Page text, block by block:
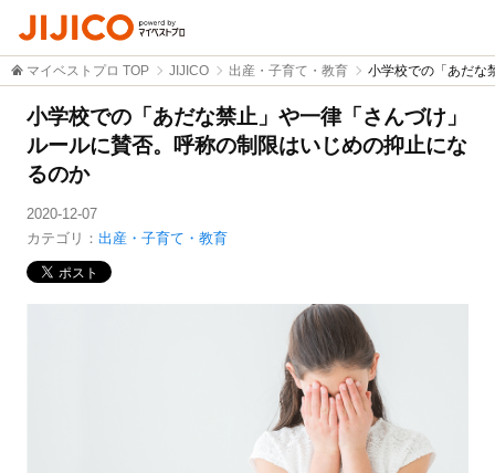
マイベストプロ TOP JIJICO 出産・子育て・教育 小学校での「あだな
小学校での「あだな禁止」や一律「さんづけ」
ルールに賛否。呼称の制限はいじめの抑止にな
るのか
2020-12-07
カテゴリ： 出産・子育て・教育